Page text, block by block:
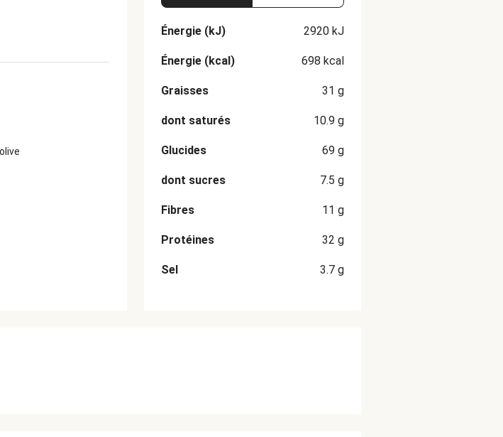
Énergie (kJ) 2920 kJ
Énergie (kcal) 698 kcal
Graisses 31 g
dont saturés 10.9 g
Glucides 69 g
dont sucres 7.5 g
Fibres 11 g
Protéines 32 g
Sel 3.7 g